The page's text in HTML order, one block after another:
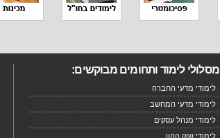
מסלולי לימוד ותחומים מבוקשים:
לימודי מדעי החברה
לימודי מדעי המחשב
לימודי מנהל עסקים
לימודי שוק ההון